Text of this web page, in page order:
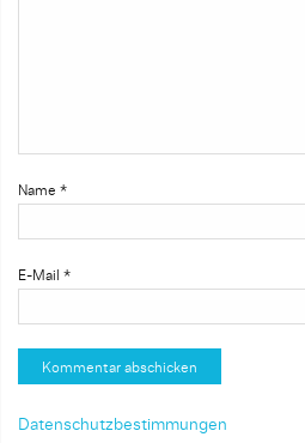
Name *
E-Mail *
Datenschutzbestimmungen